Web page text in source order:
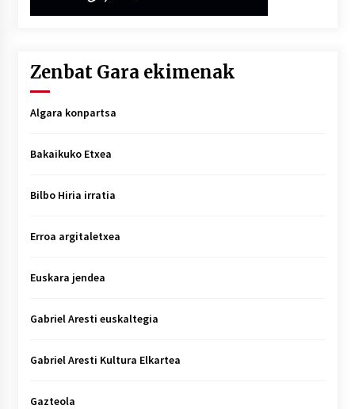
Zenbat Gara ekimenak
Algara konpartsa
Bakaikuko Etxea
Bilbo Hiria irratia
Erroa argitaletxea
Euskara jendea
Gabriel Aresti euskaltegia
Gabriel Aresti Kultura Elkartea
Gazteola